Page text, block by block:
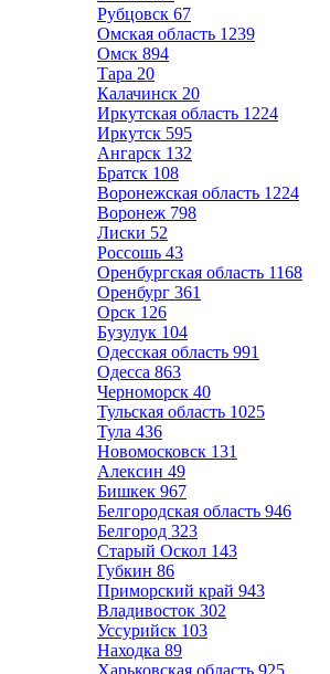
Рубцовск 67
Омская область 1239
Омск 894
Тара 20
Калачинск 20
Иркутская область 1224
Иркутск 595
Ангарск 132
Братск 108
Воронежская область 1224
Воронеж 798
Лиски 52
Россошь 43
Оренбургская область 1168
Оренбург 361
Орск 126
Бузулук 104
Одесская область 991
Одесса 863
Черноморск 40
Тульская область 1025
Тула 436
Новомосковск 131
Алексин 49
Бишкек 967
Белгородская область 946
Белгород 323
Старый Оскол 143
Губкин 86
Приморский край 943
Владивосток 302
Уссурийск 103
Находка 89
Харьковская область 925